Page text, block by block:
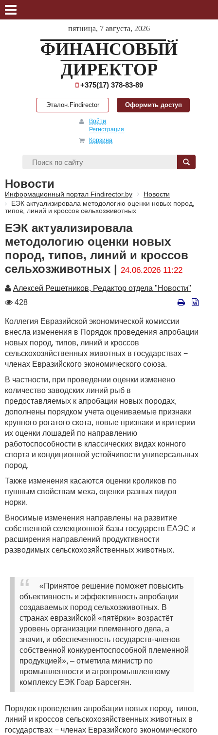
пятница, 7 августа, 2026
ФИНАНСОВЫЙ
ДИРЕКТОР
+375(17) 378-83-89
Эталон.Findirector Оформить доступ
Войти
Регистрация
Корзина
Новости
Информационный портал Findirector.by
Новости
ЕЭК актуализировала методологию оценки новых пород,
типов, линий и кроссов сельхозживотных
ЕЭК актуализировала
методологию оценки новых
пород, типов, линий и кроссов
сельхозживотных | 24.06.2026 11:22
Автор
Алексей Решетников, Редактор отдела "Новости"
Количество
428
Коллегия Евразийской экономической комиссии
внесла изменения в Порядок проведения апробации
новых пород, типов, линий и кроссов
сельскохозяйственных животных в государствах −
членах Евразийского экономического союза.
В частности, при проведении оценки изменено
количество заводских линий рыб в
предоставляемых к апробации новых породах,
дополнены порядком учета оцениваемые признаки
крупного рогатого скота, новые признаки и критерии
их оценки лошадей по направлению
работоспособности в классических видах конного
спорта и кондиционной устойчивости универсальных
пород.
Также изменения касаются оценки кроликов по
пушным свойствам меха, оценки разных видов
норки.
Вносимые изменения направлены на развитие
собственной селекционной базы государств ЕАЭС и
расширения направлений продуктивности
разводимых сельскохозяйственных животных.
«Принятое решение поможет повысить
объективность и эффективность апробации
создаваемых пород сельхозживотных. В
странах евразийской «пятёрки» возрастёт
уровень организации племенного дела, а
значит, и обеспеченность государств-членов
собственной конкурентоспособной племенной
продукцией», – отметила министр по
промышленности и агропромышленному
комплексу ЕЭК Гоар Барсегян.
Порядок проведения апробации новых пород, типов,
линий и кроссов сельскохозяйственных животных в
государствах − членах Евразийского экономического